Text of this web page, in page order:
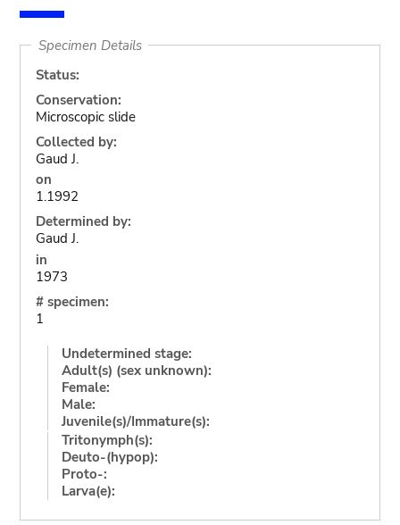
Specimen Details
Status:
Conservation:
Microscopic slide
Collected by:
Gaud J.
on
1.1992
Determined by:
Gaud J.
in
1973
# specimen:
1
Undetermined stage:
Adult(s) (sex unknown):
Female:
Male:
Juvenile(s)/Immature(s):
Tritonymph(s):
Deuto-(hypop):
Proto-:
Larva(e):